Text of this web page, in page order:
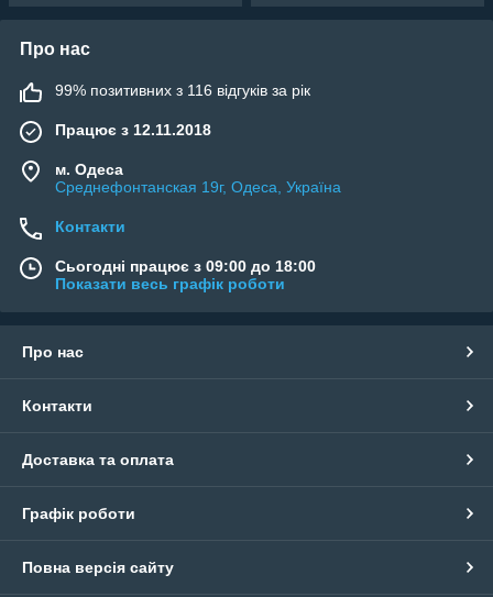
Про нас
99% позитивних з 116 відгуків за рік
Працює з 12.11.2018
м. Одеса
Среднефонтанская 19г, Одеса, Україна
Контакти
Сьогодні працює з 09:00 до 18:00
Показати весь графік роботи
Про нас
Контакти
Доставка та оплата
Графік роботи
Повна версія сайту